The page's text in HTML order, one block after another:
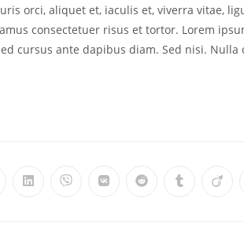
orci, aliquet et, iaculis et, viverra vitae,
consectetuer risus et tortor. Lorem
cursus ante dapibus diam. Sed nisi. Nulla